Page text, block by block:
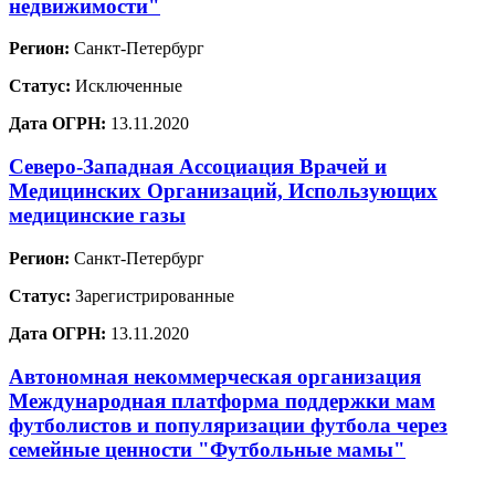
недвижимости"
Регион: Санкт-Петербург
Статус: Исключенные
Дата ОГРН: 13.11.2020
Северо-Западная Ассоциация Врачей и
Медицинских Организаций, Использующих
медицинские газы
Регион: Санкт-Петербург
Статус: Зарегистрированные
Дата ОГРН: 13.11.2020
Автономная некоммерческая организация
Международная платформа поддержки мам
футболистов и популяризации футбола через
семейные ценности "Футбольные мамы"